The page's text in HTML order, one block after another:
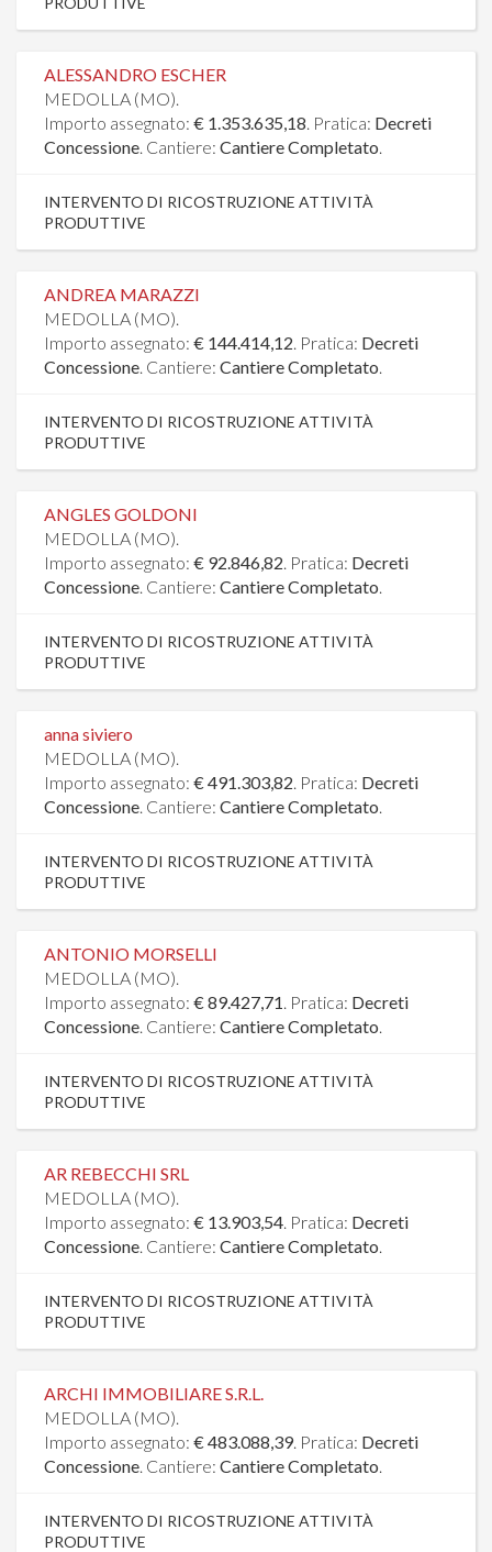
ALESSANDRO ESCHER
MEDOLLA (MO).
Importo assegnato: € 1.353.635,18. Pratica: Decreti
Concessione. Cantiere: Cantiere Completato.
INTERVENTO DI RICOSTRUZIONE ATTIVITÀ
PRODUTTIVE
ANDREA MARAZZI
MEDOLLA (MO).
Importo assegnato: € 144.414,12. Pratica: Decreti
Concessione. Cantiere: Cantiere Completato.
INTERVENTO DI RICOSTRUZIONE ATTIVITÀ
PRODUTTIVE
ANGLES GOLDONI
MEDOLLA (MO).
Importo assegnato: € 92.846,82. Pratica: Decreti
Concessione. Cantiere: Cantiere Completato.
INTERVENTO DI RICOSTRUZIONE ATTIVITÀ
PRODUTTIVE
anna siviero
MEDOLLA (MO).
Importo assegnato: € 491.303,82. Pratica: Decreti
Concessione. Cantiere: Cantiere Completato.
INTERVENTO DI RICOSTRUZIONE ATTIVITÀ
PRODUTTIVE
ANTONIO MORSELLI
MEDOLLA (MO).
Importo assegnato: € 89.427,71. Pratica: Decreti
Concessione. Cantiere: Cantiere Completato.
INTERVENTO DI RICOSTRUZIONE ATTIVITÀ
PRODUTTIVE
AR REBECCHI SRL
MEDOLLA (MO).
Importo assegnato: € 13.903,54. Pratica: Decreti
Concessione. Cantiere: Cantiere Completato.
INTERVENTO DI RICOSTRUZIONE ATTIVITÀ
PRODUTTIVE
ARCHI IMMOBILIARE S.R.L.
MEDOLLA (MO).
Importo assegnato: € 483.088,39. Pratica: Decreti
Concessione. Cantiere: Cantiere Completato.
INTERVENTO DI RICOSTRUZIONE ATTIVITÀ
PRODUTTIVE